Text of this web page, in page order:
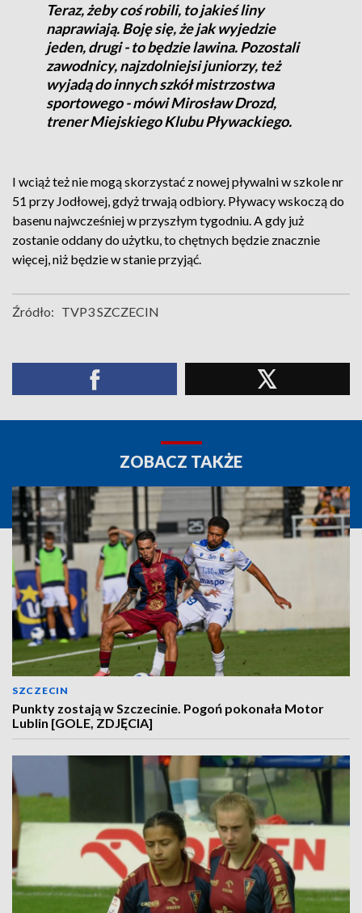
Teraz, żeby coś robili, to jakieś liny
naprawiają. Boję się, że jak wyjedzie
jeden, drugi - to będzie lawina. Pozostali
zawodnicy, najzdolniejsi juniorzy, też
wyjadą do innych szkół mistrzostwa
sportowego - mówi Mirosław Drozd,
trener Miejskiego Klubu Pływackiego.
I wciąż też nie mogą skorzystać z nowej pływalni w szkole nr
51 przy Jodłowej, gdyż trwają odbiory. Pływacy wskoczą do
basenu najwcześniej w przyszłym tygodniu. A gdy już
zostanie oddany do użytku, to chętnych będzie znacznie
więcej, niż będzie w stanie przyjąć.
Źródło: TVP3 SZCZECIN
ZOBACZ TAKŻE
SZCZECIN
Punkty zostają w Szczecinie. Pogoń pokonała Motor
Lublin [GOLE, ZDJĘCIA]